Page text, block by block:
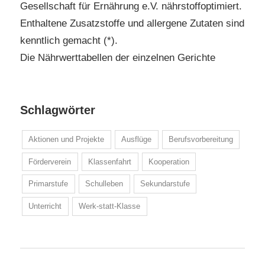
Gesellschaft für Ernährung e.V. nährstoffoptimiert.
Enthaltene Zusatzstoffe und allergene Zutaten sind
kenntlich gemacht (*).
Die Nährwerttabellen der einzelnen Gerichte
Schlagwörter
Aktionen und Projekte Ausflüge Berufsvorbereitung
Förderverein Klassenfahrt Kooperation
Primarstufe Schulleben Sekundarstufe
Unterricht Werk-statt-Klasse